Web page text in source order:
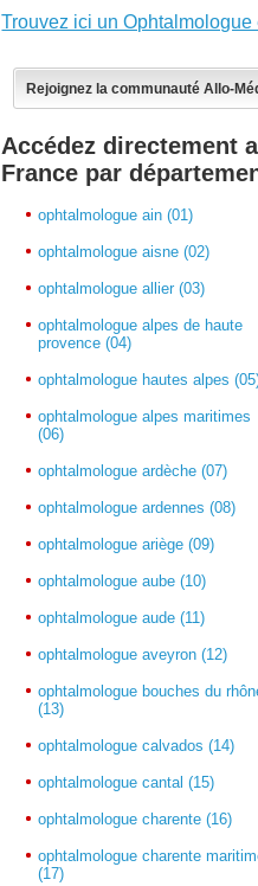
Trouvez ici un
Rejoignez la communauté Allo-
Accédez directement
France par
ophtalmologue ain (01)
ophtalmologue aisne (02)
ophtalmologue allier (03)
ophtalmologue alpes de haute
provence (04)
ophtalmologue hautes alpes
ophtalmologue alpes maritimes
(06)
ophtalmologue ardèche (07)
ophtalmologue ardennes (08)
ophtalmologue ariège (09)
ophtalmologue aube (10)
ophtalmologue aude (11)
ophtalmologue aveyron (12)
ophtalmologue bouches du
(13)
ophtalmologue calvados (14)
ophtalmologue cantal (15)
ophtalmologue charente (16)
ophtalmologue charente
(17)